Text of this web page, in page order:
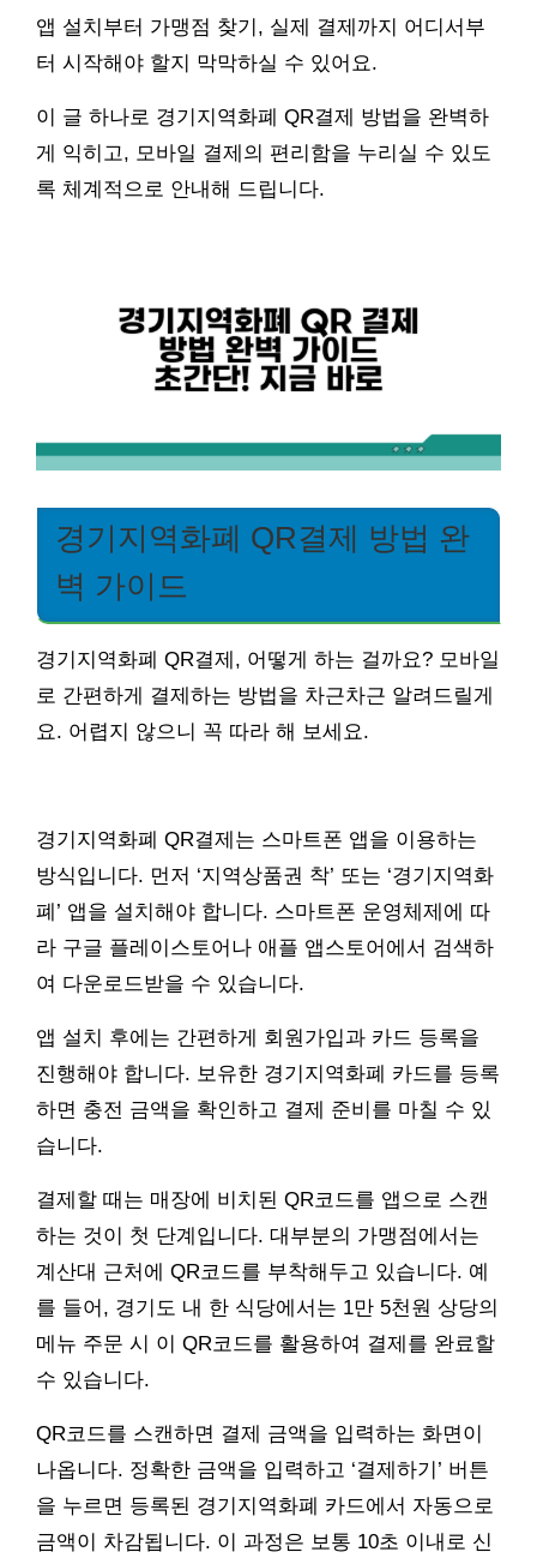
앱 설치부터 가맹점 찾기, 실제 결제까지 어디서부
터 시작해야 할지 막막하실 수 있어요.
이 글 하나로 경기지역화폐 QR결제 방법을 완벽하
게 익히고, 모바일 결제의 편리함을 누리실 수 있도
록 체계적으로 안내해 드립니다.
경기지역화폐 QR결제 방법 완
벽 가이드
경기지역화폐 QR결제, 어떻게 하는 걸까요? 모바일
로 간편하게 결제하는 방법을 차근차근 알려드릴게
요. 어렵지 않으니 꼭 따라 해 보세요.
경기지역화폐 QR결제는 스마트폰 앱을 이용하는
방식입니다. 먼저 ‘지역상품권 착’ 또는 ‘경기지역화
폐’ 앱을 설치해야 합니다. 스마트폰 운영체제에 따
라 구글 플레이스토어나 애플 앱스토어에서 검색하
여 다운로드받을 수 있습니다.
앱 설치 후에는 간편하게 회원가입과 카드 등록을
진행해야 합니다. 보유한 경기지역화폐 카드를 등록
하면 충전 금액을 확인하고 결제 준비를 마칠 수 있
습니다.
결제할 때는 매장에 비치된 QR코드를 앱으로 스캔
하는 것이 첫 단계입니다. 대부분의 가맹점에서는
계산대 근처에 QR코드를 부착해두고 있습니다. 예
를 들어, 경기도 내 한 식당에서는 1만 5천원 상당의
메뉴 주문 시 이 QR코드를 활용하여 결제를 완료할
수 있습니다.
QR코드를 스캔하면 결제 금액을 입력하는 화면이
나옵니다. 정확한 금액을 입력하고 ‘결제하기’ 버튼
을 누르면 등록된 경기지역화폐 카드에서 자동으로
금액이 차감됩니다. 이 과정은 보통 10초 이내로 신